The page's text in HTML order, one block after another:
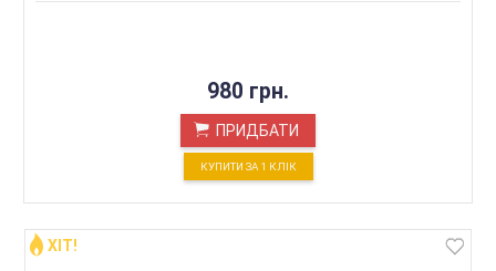
980 грн.
ПРИДБАТИ
КУПИТИ ЗА 1 КЛIК
ХІТ!